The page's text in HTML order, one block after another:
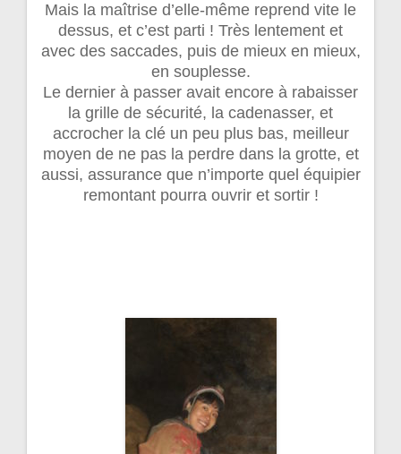
Mais la maîtrise d’elle-même reprend vite le
dessus, et c’est parti ! Très lentement et
avec des saccades, puis de mieux en mieux,
en souplesse.
Le dernier à passer avait encore à rabaisser
la grille de sécurité, la cadenasser, et
accrocher la clé un peu plus bas, meilleur
moyen de ne pas la perdre dans la grotte, et
aussi, assurance que n’importe quel équipier
remontant pourra ouvrir et sortir !